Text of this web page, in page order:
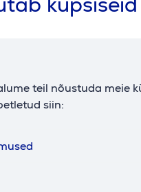
teil nõustuda meie
siin: